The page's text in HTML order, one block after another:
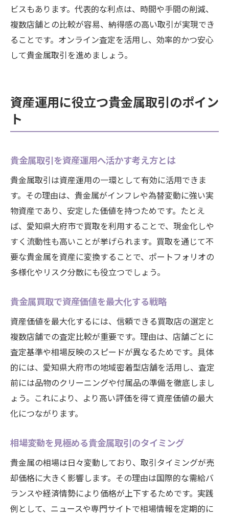
ビスもあります。代表的な利点は、時間や手間の削減、
複数店舗との比較が容易、納得感の高い取引が実現でき
ることです。オンライン査定を活用し、効率的かつ安心
して貴金属取引を進めましょう。
資産運用に役立つ貴金属取引のポイン
ト
貴金属取引を資産運用へ活かす考え方とは
貴金属取引は資産運用の一環として有効に活用できま
す。その理由は、貴金属がインフレや為替変動に強い実
物資産であり、安定した価値を持つためです。たとえ
ば、愛知県大府市で買取を利用することで、現金化しや
すく流動性も高いことが挙げられます。買取を通じて不
要な貴金属を資産に変換することで、ポートフォリオの
多様化やリスク分散にも役立つでしょう。
貴金属買取で資産価値を最大化する戦略
資産価値を最大化するには、信頼できる買取店の選定と
複数店舗での査定比較が重要です。理由は、店舗ごとに
査定基準や相場反映のスピードが異なるためです。具体
的には、愛知県大府市の地域密着型店舗を活用し、査定
前には品物のクリーニングや付属品の準備を徹底しまし
ょう。これにより、より高い評価を得て資産価値の最大
化につながります。
相場変動を見極める貴金属取引のタイミング
貴金属の相場は日々変動しており、取引タイミングが売
却価格に大きく影響します。その理由は国際的な需給バ
ランスや経済情勢により価格が上下するためです。実践
例として、ニュースや専門サイトで相場情報を定期的に